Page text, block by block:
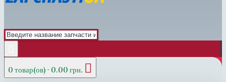
0 товар(ов) - 0.00 грн.